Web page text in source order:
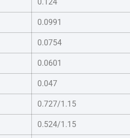
0.0991
0.0754
0.0601
0.047
0.727/1.15
0.524/1.15